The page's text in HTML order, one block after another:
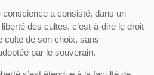
conscience a consisté, dans un
des cultes, c’est-à-dire le droit
culte de son choix, sans
par le souverain.